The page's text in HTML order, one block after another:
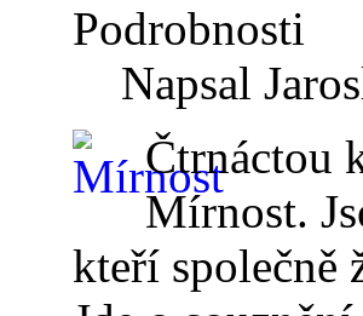
Podrobnosti
Napsal
Čtrnáctou
Mírnost.
kteří